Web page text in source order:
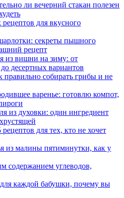
ли вечерний стакан полезен
для вкусного
секреты пышного
рецепт
из вишни на зиму: от
десертных вариантов
правильно собирать грибы и не
варенье: готовлю компот,
из духовки: один ингредиент
для тех, кто не хочет
из малины пятиминутки, как у
содержанием углеводов,
каждой бабушки, почему вы